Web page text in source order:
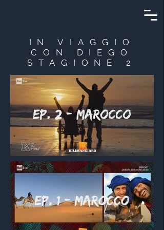
IN VIAGGIO
CON DIEGO
STAGIONE 2